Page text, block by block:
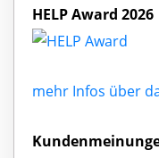
HELP Award 2026
mehr Infos über